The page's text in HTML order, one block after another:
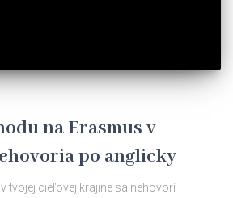
na Erasmus v
po anglicky
tvojej cieľovej krajine sa nehovorí